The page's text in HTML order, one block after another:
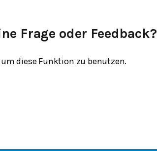
Frage oder Feedback?
um diese Funktion zu benutzen.